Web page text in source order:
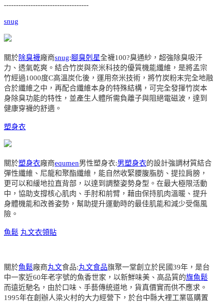
-----------------------------------
snug
關於除臭襪廠商snug:腳臭剋星全襪100?臭通紗，超強除臭吸汗
力、透氣乾爽。結合竹炭與奈米科技的優質機能纖維，是將孟宗
竹經過1000度C高溫炭化後，運用奈米技術，將竹炭粉末完全地融
合於纖維之中，再配合纖維本身的特殊結構，可完全發揮竹炭本
身除臭功能的特性，並產生人體所需負離子與阻絕電磁波，達到
健康穿襪的舒適。
塑身衣
關於塑身衣廠商equmen男性塑身衣:男塑身衣的設計強調材質結合
彈性纖維、尼龍和聚酯纖維，能自然收緊腰腹脂肪、提拉肩膀，
更可以和緩地拉直背部，以達到調整姿勢身型。在最大極限活動
中，協助支撐核心肌肉、手肘和前臂，藉由保持肌肉溫暖、提升
身體機能和改善姿勢，幫助提升運動時的最佳肌能和減少受傷風
險。
魚鬆 丸文衣領貼
關於魚鬆廠商丸文食品:丸文食品旗聚一堂創立於民國39年，是台
中一家近60年老字號的魚香世家，以新鮮味美、高品質的旗魚鬆
而遠近馳名，由於口味、手藝傳統道地，貨真價實而供不應求。
1995年在創辦人梁火村的大力經營下，於台中縣大裡工業區購置